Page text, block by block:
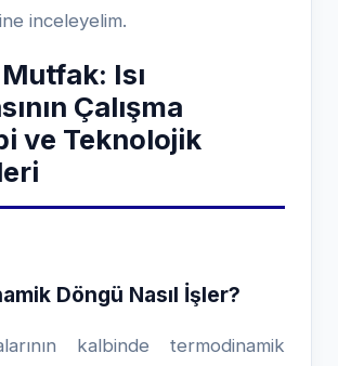
inceleyelim.
Isı
Çalışma
ve Teknolojik
Döngü Nasıl İşler?
kalbinde termodinamik